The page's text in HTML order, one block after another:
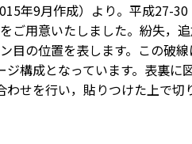
年9月作成）より。平成27-
用意いたしました。紛失，
の位置を表します。この破線
構成となっています。表裏に
せを行い，貼りつけた上で切